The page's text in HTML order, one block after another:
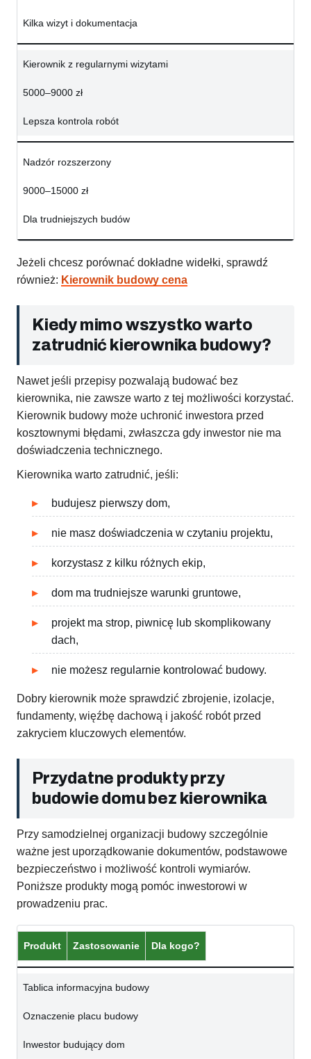
Kilka wizyt i dokumentacja
Kierownik z regularnymi wizytami
5000–9000 zł
Lepsza kontrola robót
Nadzór rozszerzony
9000–15000 zł
Dla trudniejszych budów
Jeżeli chcesz porównać dokładne widełki, sprawdź
również: Kierownik budowy cena
Kiedy mimo wszystko warto
zatrudnić kierownika budowy?
Nawet jeśli przepisy pozwalają budować bez
kierownika, nie zawsze warto z tej możliwości korzystać.
Kierownik budowy może uchronić inwestora przed
kosztownymi błędami, zwłaszcza gdy inwestor nie ma
doświadczenia technicznego.
Kierownika warto zatrudnić, jeśli:
budujesz pierwszy dom,
nie masz doświadczenia w czytaniu projektu,
korzystasz z kilku różnych ekip,
dom ma trudniejsze warunki gruntowe,
projekt ma strop, piwnicę lub skomplikowany
dach,
nie możesz regularnie kontrolować budowy.
Dobry kierownik może sprawdzić zbrojenie, izolacje,
fundamenty, więźbę dachową i jakość robót przed
zakryciem kluczowych elementów.
Przydatne produkty przy
budowie domu bez kierownika
Przy samodzielnej organizacji budowy szczególnie
ważne jest uporządkowanie dokumentów, podstawowe
bezpieczeństwo i możliwość kontroli wymiarów.
Poniższe produkty mogą pomóc inwestorowi w
prowadzeniu prac.
Produkt Zastosowanie Dla kogo?
Tablica informacyjna budowy
Oznaczenie placu budowy
Inwestor budujący dom